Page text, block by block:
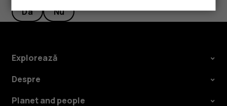
Da Nu
Explorează
Despre
Planet and people